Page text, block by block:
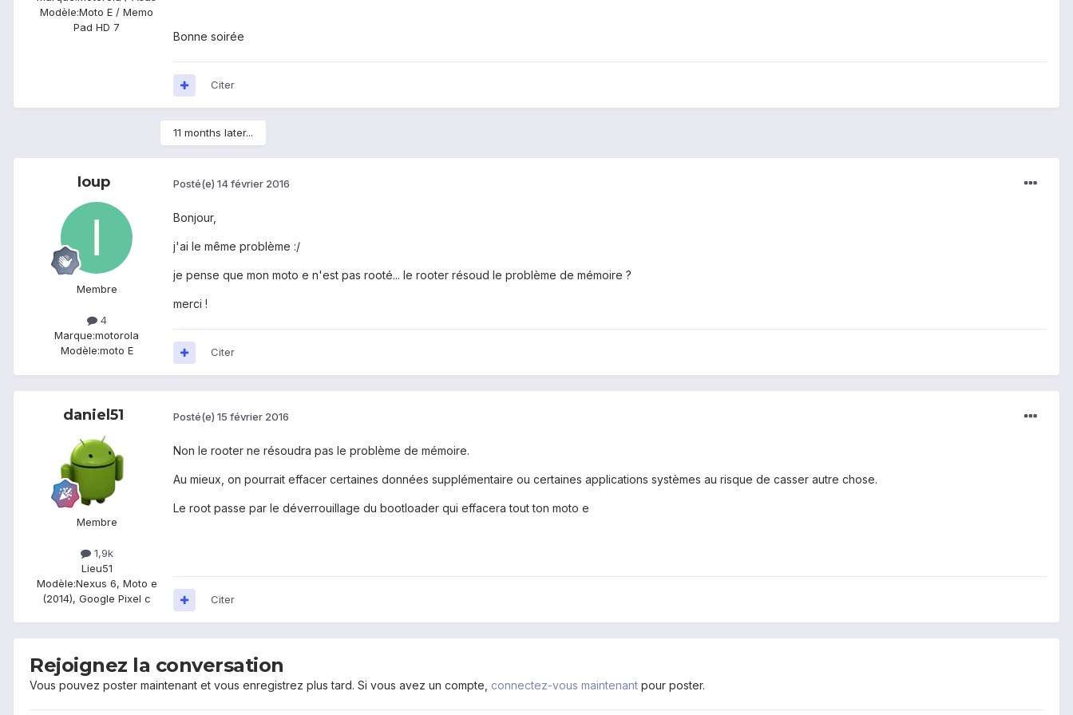
Modèle:Moto E / Memo
Pad HD 7
Bonne soirée
Citer
11 months later...
Ioup
Membre
4
Marque:motorola
Modèle:moto E
Posté(e) 14 février 2016
Bonjour,
j'ai le même problème :/
je pense que mon moto e n'est pas rooté... le rooter résoud le problème de mémoire ?
merci !
Citer
daniel51
Membre
1,9k
Lieu51
Modèle:Nexus 6, Moto e
(2014), Google Pixel c
Posté(e) 15 février 2016
Non le rooter ne résoudra pas le problème de mémoire.
Au mieux, on pourrait effacer certaines données supplémentaire ou certaines applications systèmes au risque de casser autre chose.
Le root passe par le déverrouillage du bootloader qui effacera tout ton moto e
Citer
Rejoignez la conversation
Vous pouvez poster maintenant et vous enregistrez plus tard. Si vous avez un compte, connectez-vous maintenant pour poster.